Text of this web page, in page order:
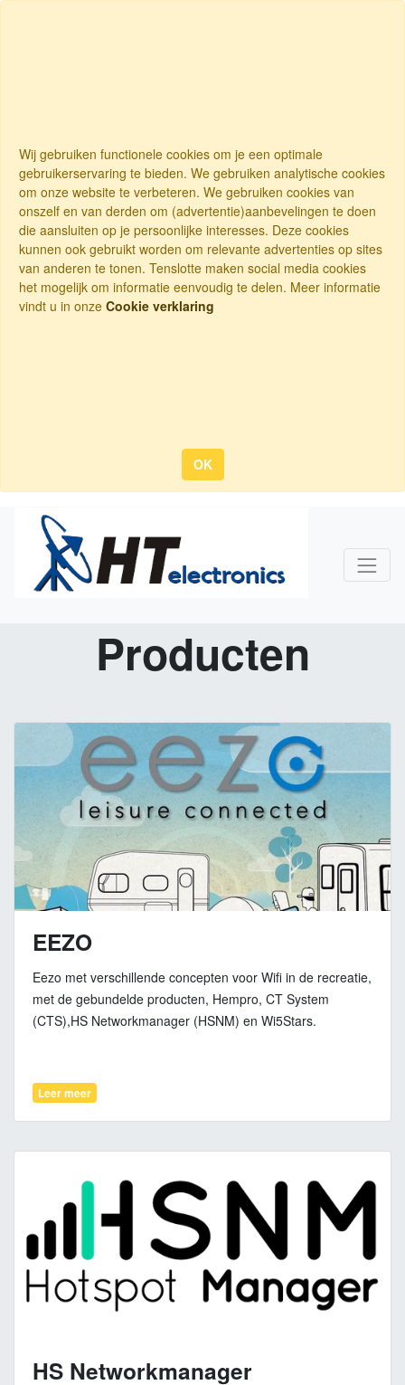
Wij gebruiken functionele cookies om je een optimale
gebruikerservaring te bieden. We gebruiken analytische cookies
om onze website te verbeteren. We gebruiken cookies van
onszelf en van derden om (advertentie)aanbevelingen te doen
die aansluiten op je persoonlijke interesses. Deze cookies
kunnen ook gebruikt worden om relevante advertenties op sites
van anderen te tonen. Tenslotte maken social media cookies
het mogelijk om informatie eenvoudig te delen. Meer informatie
vindt u in onze Cookie verklaring
OK
Producten
EEZO
Eezo met verschillende concepten voor Wifi in de recreatie,
met de gebundelde producten, Hempro, CT System
(CTS),HS Networkmanager (HSNM) en Wi5Stars.
Leer meer
HS Networkmanager